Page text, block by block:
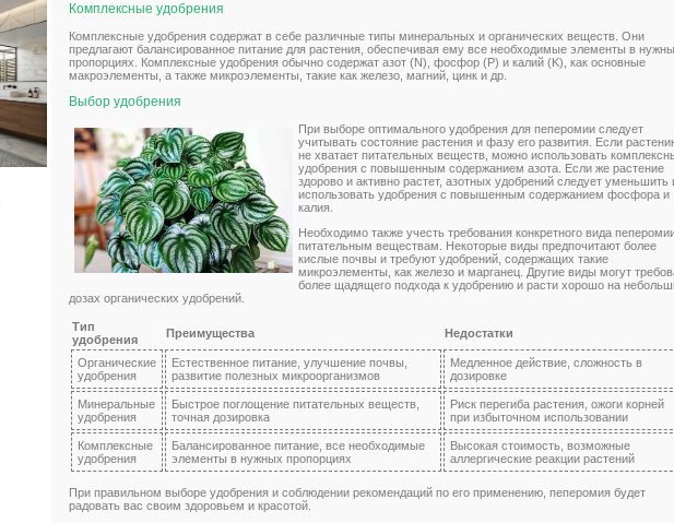
Комплексные удобрения
Комплексные удобрения содержат в себе различные типы минеральных и органических веществ. Они
предлагают балансированное питание для растения, обеспечивая ему все необходимые элементы в
пропорциях. Комплексные удобрения обычно содержат азот (N), фосфор (P) и калий (K), как основные
макроэлементы, а также микроэлементы, такие как железо, магний, цинк и др.
Выбор удобрения
При выборе оптимального удобрения для пеперомии следует
учитывать состояние растения и фазу его развития. Если
не хватает питательных веществ, можно использовать
удобрения с повышенным содержанием азота. Если же растение
здорово и активно растет, азотных удобрений следует уменьшить
использовать удобрения с повышенным содержанием фосфора и
калия.
Необходимо также учесть требования конкретного вида
питательным веществам. Некоторые виды предпочитают более
кислые почвы и требуют удобрений, содержащих такие
микроэлементы, как железо и марганец. Другие виды могут
более щадящего подхода к удобрению и расти хорошо на
дозах органических удобрений.
Тип
удобрения
Преимущества Недостатки
Органические
удобрения
Естественное питание, улучшение почвы,
развитие полезных микроорганизмов
Медленное действие, сложность в
дозировке
Минеральные
удобрения
Быстрое поглощение питательных веществ,
точная дозировка
Риск перегиба растения, ожоги корней
при избыточном использовании
Комплексные
удобрения
Балансированное питание, все необходимые
элементы в нужных пропорциях
Высокая стоимость, возможные
аллергические реакции растений
При правильном выборе удобрения и соблюдении рекомендаций по его применению, пеперомия будет
радовать вас своим здоровьем и красотой.